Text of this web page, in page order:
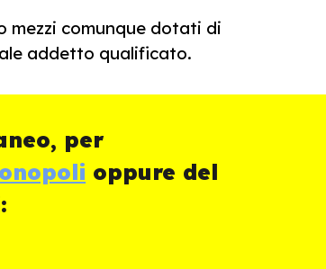
mezzi comunque dotati di
addetto qualificato.
per
oppure del